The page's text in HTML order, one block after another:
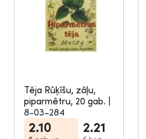
Tēja Rūķīšu, zāļu,
piparmētru, 20 gab.
8-03-284
2.10 2.21